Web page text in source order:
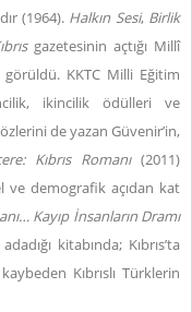
(1964). Halkın Sesi, Birlik
gazetesinin açtığı Millî
görüldü. KKTC Milli Eğitim
ikincilik ödülleri ve
de yazan Güvenir’in,
Kıbrıs Romanı(2011)
ve demografik açıdan kat
Kayıp İnsanların Dramı
kitabında; Kıbrıs’ta
Kıbrıslı Türklerin